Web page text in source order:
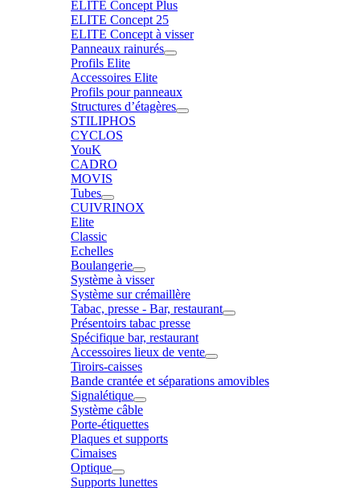
ELITE Concept Plus
ELITE Concept 25
ELITE Concept à visser
Panneaux rainurés
Profils Elite
Accessoires Elite
Profils pour panneaux
Structures d’étagères
STILIPHOS
CYCLOS
YouK
CADRO
MOVIS
Tubes
CUIVRINOX
Elite
Classic
Echelles
Boulangerie
Système à visser
Système sur crémaillère
Tabac, presse - Bar, restaurant
Présentoirs tabac presse
Spécifique bar, restaurant
Accessoires lieux de vente
Tiroirs-caisses
Bande crantée et séparations amovibles
Signalétique
Système câble
Porte-étiquettes
Plaques et supports
Cimaises
Optique
Supports lunettes